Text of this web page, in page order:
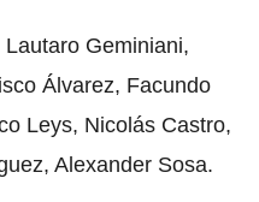
Geminiani,
Álvarez, Facundo
Leys, Nicolás Castro,
Alexander Sosa.